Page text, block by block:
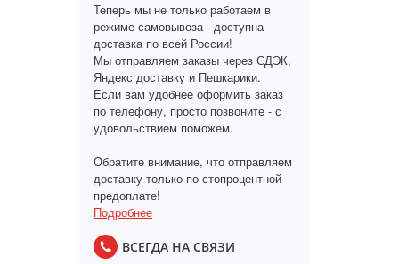
Теперь мы не только работаем в
режиме самовывоза - доступна
доставка по всей России!
Мы отправляем заказы через СДЭК,
Яндекс доставку и Пешкарики.
Если вам удобнее оформить заказ
по телефону, просто позвоните - с
удовольствием поможем.
Обратите внимание, что отправляем
доставку только по стопроцентной
предоплате!
Подробнее
ВСЕГДА НА СВЯЗИ